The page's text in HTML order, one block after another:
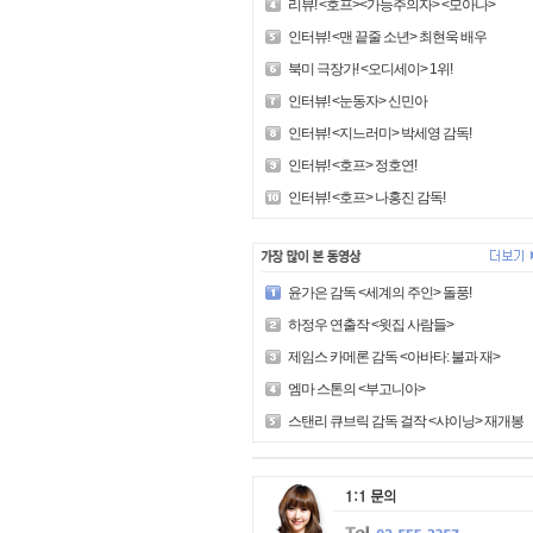
리뷰! <호프><가능주의자> <모아나>
인터뷰! <맨 끝줄 소년> 최현욱 배우
북미 극장가! <오디세이> 1위!
인터뷰! <눈동자> 신민아
인터뷰! <지느러미> 박세영 감독!
인터뷰! <호프> 정호연!
인터뷰! <호프> 나홍진 감독!
윤가은 감독 <세계의 주인> 돌풍!
하정우 연출작 <윗집 사람들>
제임스 카메론 감독 <아바타: 불과 재>
엠마 스톤의 <부고니아>
스탠리 큐브릭 감독 걸작 <샤이닝> 재개봉!